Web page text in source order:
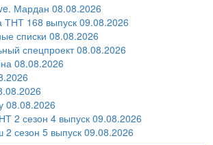
Мардан 08.08.2026
168 выпуск 09.08.2026
списки 08.08.2026
спецпроект 08.08.2026
08.08.2026
08.08.2026
2 сезон 4 выпуск 09.08.2026
2 сезон 5 выпуск 09.08.2026